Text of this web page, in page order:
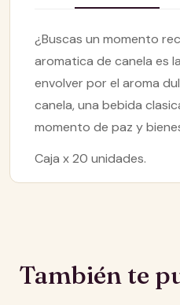
¿Buscas un momento
aromatica de canela es
envolver por el aroma
canela, una bebida
momento de paz y
Caja x 20 unidades.
También teConfirm
Are you 18